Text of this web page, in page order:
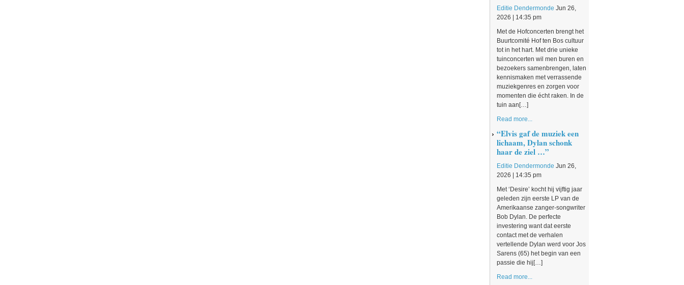
Editie Dendermonde Jun 26,
2026 | 14:35 pm
Met de Hofconcerten brengt het
Buurtcomité Hof ten Bos cultuur
tot in het hart. Met drie unieke
tuinconcerten wil men buren en
bezoekers samenbrengen, laten
kennismaken met verrassende
muziekgenres en zorgen voor
momenten die écht raken. In de
tuin aan[…]
Read more...
“Elvis gaf de muziek een
lichaam, Dylan schonk
haar de ziel …”
Editie Dendermonde Jun 26,
2026 | 14:35 pm
Met ‘Desire’ kocht hij vijftig jaar
geleden zijn eerste LP van de
Amerikaanse zanger-songwriter
Bob Dylan. De perfecte
investering want dat eerste
contact met de verhalen
vertellende Dylan werd voor Jos
Sarens (65) het begin van een
passie die hij[…]
Read more...